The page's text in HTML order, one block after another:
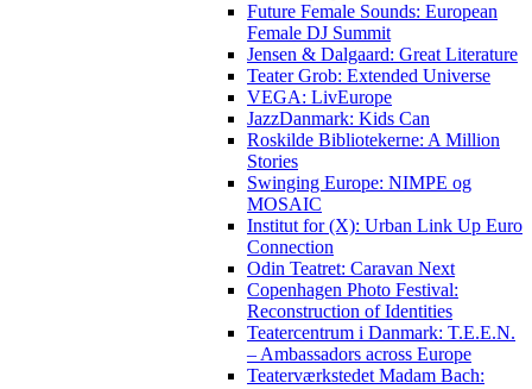
Future Female Sounds: European
Female DJ Summit
Jensen & Dalgaard: Great Literature
Teater Grob: Extended Universe
VEGA: LivEurope
JazzDanmark: Kids Can
Roskilde Bibliotekerne: A Million
Stories
Swinging Europe: NIMPE og
MOSAIC
Institut for (X): Urban Link Up Euro
Connection
Odin Teatret: Caravan Next
Copenhagen Photo Festival:
Reconstruction of Identities
Teatercentrum i Danmark: T.E.E.N.
– Ambassadors across Europe
Teaterværkstedet Madam Bach: